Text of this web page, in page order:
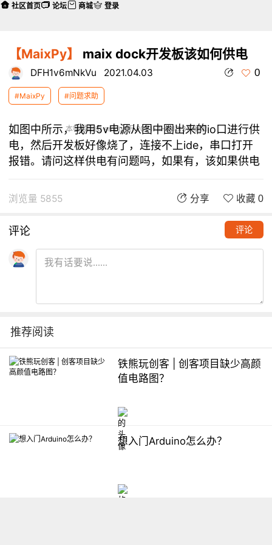
【MaixPy】 maix dock开发板该如何供电
DFH1v6mNkVu 2021.04.03 0
#MaixPy #问题求助
本帖最后由 empty 于 2021-4-3 18:37 编辑
如图中所示，我用5v电源从图中圈出来的io口进行供
电，然后开发板好像烧了，连接不上ide，串口打开
报错。请问这样供电有问题吗，如果有，该如果供电
浏览量 5855 分享 收藏 0
评论 评论
推荐阅读
铁熊玩创客 | 创客项目缺少高颜
值电路图？
想入门Arduino怎么办？
社区首页 论坛 商城 登录